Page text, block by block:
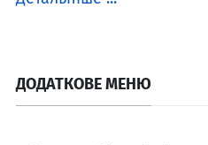
ДОДАТКОВЕ МЕНЮ